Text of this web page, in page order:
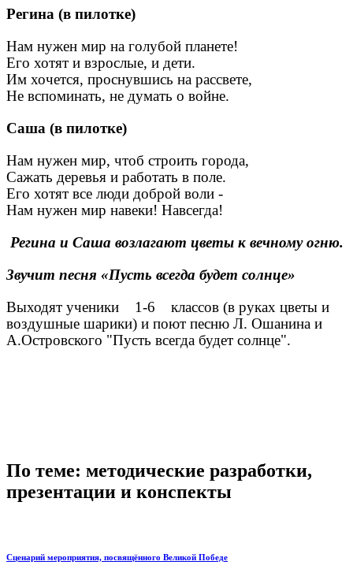
Регина (в пилотке)
Нам нужен мир на голубой планете!
Его хотят и взрослые, и дети.
Им хочется, проснувшись на рассвете,
Не вспоминать, не думать о войне.
Саша (в пилотке)
Нам нужен мир, чтоб строить города,
Сажать деревья и работать в поле.
Его хотят все люди доброй воли -
Нам нужен мир навеки! Навсегда!
Регина и Саша возлагают цветы к вечному огню.
Звучит песня «Пусть всегда будет солнце»
Выходят ученики 1-6 классов (в руках цветы и
воздушные шарики) и поют песню Л. Ошанина и
А.Островского "Пусть всегда будет солнце".
По теме: методические разработки,
презентации и конспекты
Сценарий мероприятия, посвящённого Великой Победе